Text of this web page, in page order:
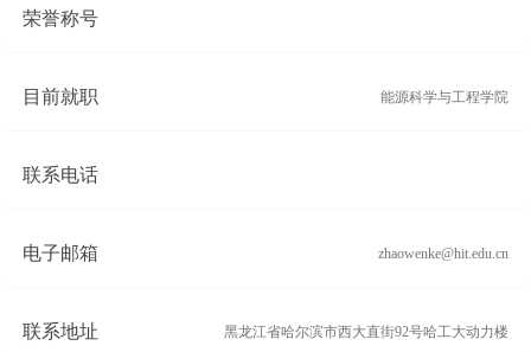
荣誉称号
目前就职 能源科学与工程学院
联系电话
电子邮箱 zhaowenke@hit.edu.cn
联系地址 黑龙江省哈尔滨市西大直街92号哈工大动力楼